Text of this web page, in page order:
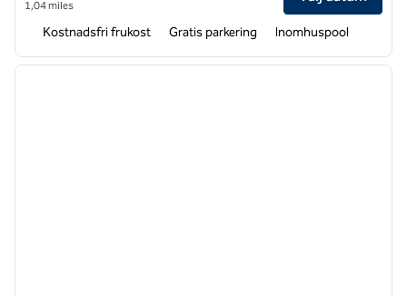
1,04 miles
Kostnadsfri frukost Gratis parkering Inomhuspool
1 av 12
nästa